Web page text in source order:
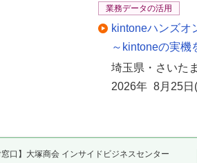
業務データの活用
kintoneハンズオ
～kintoneの実機
埼玉県・さいた
2026年 8月25
窓口】大塚商会 インサイドビジネスセンター